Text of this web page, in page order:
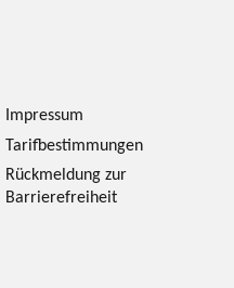
Impressum
Tarifbestimmungen
Rückmeldung zur
Barrierefreiheit